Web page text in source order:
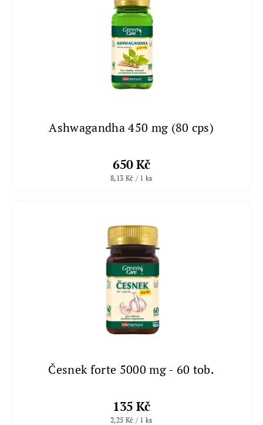
Ashwagandha 450 mg (80 cps)
650 Kč
8,13 Kč / 1 ks
Česnek forte 5000 mg - 60 tob.
135 Kč
2,25 Kč / 1 ks